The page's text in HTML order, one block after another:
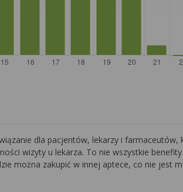
dla pacjentów, lekarzy i farmaceutów,
wizyty u lekarza. To nie wszystkie
można zakupić w innej aptece, co nie jest